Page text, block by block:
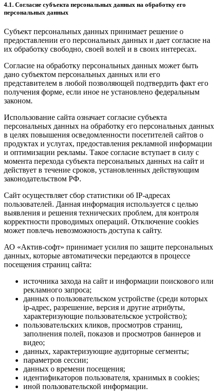
4.1. Согласие субъекта персональных данных на обработку его
персональных данных
Субъект персональных данных принимает решение о
предоставлении его персональных данных и дает согласие на
их обработку свободно, своей волей и в своих интересах.
Согласие на обработку персональных данных может быть
дано субъектом персональных данных или его
представителем в любой позволяющей подтвердить факт его
получения форме, если иное не установлено федеральным
законом.
Использование сайта означает согласие субъекта
персональных данных на обработку его персональных данных
в целях повышения осведомленности посетителей сайтов о
продуктах и услугах, предоставления рекламной информации
и оптимизации рекламы. Такое согласие вступает в силу с
момента перехода субъекта персональных данных на сайт и
действует в течение сроков, установленных действующим
законодательством РФ.
Сайт осуществляет сбор статистики об IP-адресах
пользователей. Данная информация используется с целью
выявления и решения технических проблем, для контроля
корректности проводимых операций. Отключение cookies
может повлечь невозможность доступа к сайту.
АО «Актив-софт» принимает усилия по защите персональных
данных, которые автоматически передаются в процессе
посещения страниц сайта:
источника захода на сайт и информации поискового или
рекламного запроса;
данных о пользовательском устройстве (среди которых
ip-адрес, разрешение, версия и другие атрибуты,
характеризующие пользовательское устройство);
пользовательских кликов, просмотров страниц,
заполнения полей, показов и просмотров баннеров и
видео;
данных, характеризующие аудиторные сегменты;
параметров сессии;
данных о времени посещения;
идентификаторов пользователя, хранимых в cookies;
иной пользовательской информации.